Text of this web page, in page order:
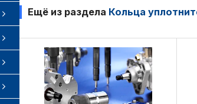
Ещё из раздела Кольца